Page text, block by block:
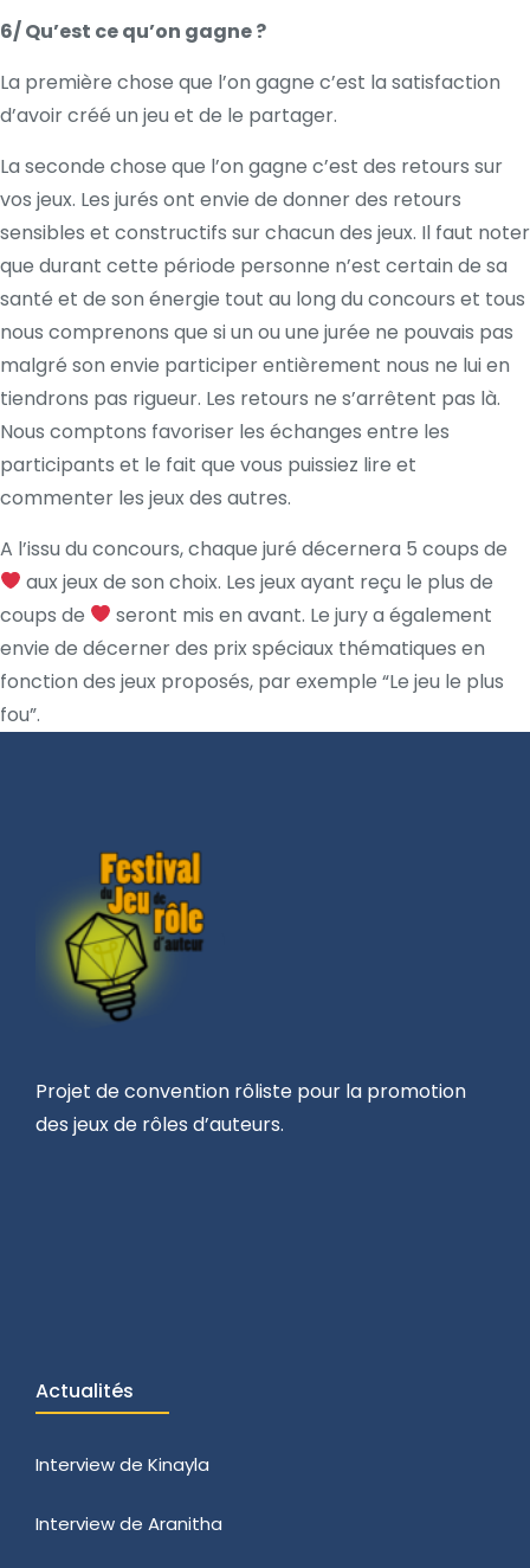
6/ Qu’est ce qu’on gagne ?
La première chose que l’on gagne c’est la satisfaction
d’avoir créé un jeu et de le partager.
La seconde chose que l’on gagne c’est des retours sur
vos jeux. Les jurés ont envie de donner des retours
sensibles et constructifs sur chacun des jeux. Il faut noter
que durant cette période personne n’est certain de sa
santé et de son énergie tout au long du concours et tous
nous comprenons que si un ou une jurée ne pouvais pas
malgré son envie participer entièrement nous ne lui en
tiendrons pas rigueur. Les retours ne s’arrêtent pas là.
Nous comptons favoriser les échanges entre les
participants et le fait que vous puissiez lire et
commenter les jeux des autres.
A l’issu du concours, chaque juré décernera 5 coups de
aux jeux de son choix. Les jeux ayant reçu le plus de
coups de
seront mis en avant. Le jury a également
envie de décerner des prix spéciaux thématiques en
fonction des jeux proposés, par exemple “Le jeu le plus
fou”.
Projet de convention rôliste pour la promotion
des jeux de rôles d’auteurs.
Actualités
Interview de Kinayla
Interview de Aranitha